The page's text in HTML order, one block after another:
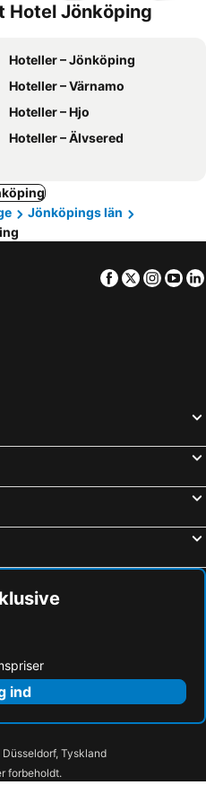
Hotel Jönköping
Hoteller – Jönköping
Hoteller – Värnamo
Hoteller – Hjo
Hoteller – Älvsered
Jönköpings län
Facebook
Twitter
ind
Düsseldorf, Tyskland
forbeholdt.